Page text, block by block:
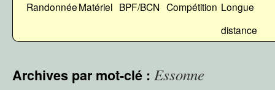
RandonnéeMatériel BPF/BCN Compétition Longue
distance
Archives par mot-clé : Essonne